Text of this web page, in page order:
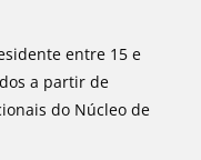
entre 15 e
a partir de
do Núcleo de